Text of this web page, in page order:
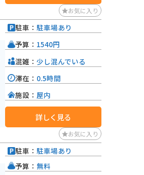
お気に入り
駐車： 駐車場あり
予算： 1540円
混雑： 少し混んでいる
滞在： 0.5時間
施設： 屋内
詳しく見る
お気に入り
駐車： 駐車場あり
予算： 無料